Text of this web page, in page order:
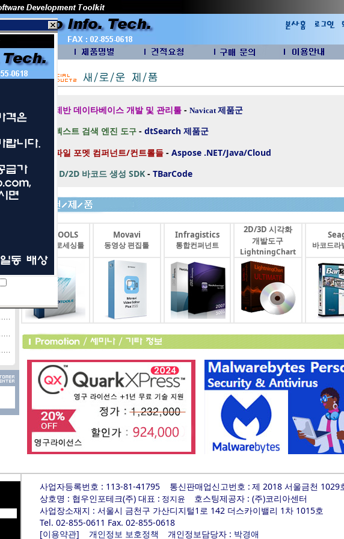
제반 데이타베이스 개발 및 관리툴- Navicat제품군
텍스트 검색 엔진 도구- dtSearch 제품군
파일 포멧 컴퍼넌트/컨트롤들 - Aspose .NET/Java/Cloud
1D/2D 바코드 생성 SDK - TBarCode
LEADTOOLS
이미지프로세싱툴
Movavi
동영상 편집툴
Infragistics
통합컨퍼넌트
2D/3D 시각화
개발도구
LightningChart
바코드라
사업자등록번호 : 113-81-41795 통신판매업신고번호 : 제 2018 서울금천 1029
상호명 : 협우인포테크(주) 대표 : 정지윤
호스팅제공자 : (주)코리아센터
사업장소재지 : 서울시 금천구 가산디지털1로 142 더스카이밸리 1차 1015호
Tel. 02-855-0611 Fax. 02-855-0618
[이용약관] 개인정보 보호정책 개인정보담당자 : 박경애